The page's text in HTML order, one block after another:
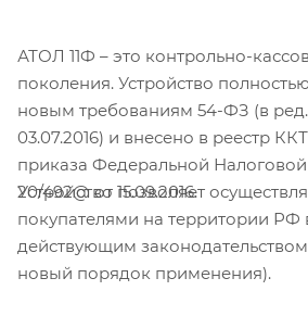
АТОЛ 11Ф – это контрольно-
поколения. Устройство
новым требованиям 54-ФЗ (в
03.07.2016) и внесено в реестр
приказа Федеральной
20/492@ от 15.09.2016.
Устройство позволяет
покупателями на территории РФ
действующим
новый порядок применения).